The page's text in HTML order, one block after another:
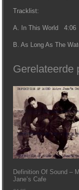
Tracklist:
A. In This World 4:06
B. As Long As The
Gerelateerde
Definition Of Sound ‎–
Jane’s Cafe